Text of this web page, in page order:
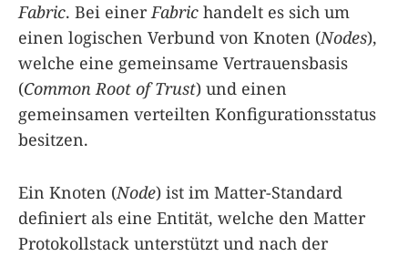
Fabric. Bei einerFabric handelt es sich um
einen logischen Verbund von Knoten (Nodes),
welche eine gemeinsame Vertrauensbasis
(Common Root of Trust) und einen
gemeinsamen verteilten Konfigurationsstatus
besitzen.
Ein Knoten (Node) ist im Matter-Standard
definiert als eine Entität, welche den Matter
Protokollstack unterstützt und nach der